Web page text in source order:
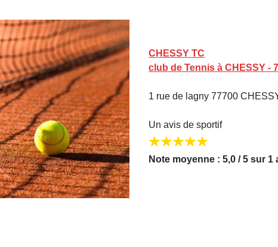
CHESSY TC
club de Tennis à CHESSY -
1 rue de lagny 77700
Un avis de sportif
Note moyenne : 5,0 / 5 sur 1